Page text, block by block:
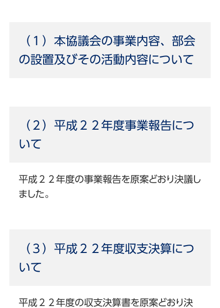
（１）本協議会の事業内容、部会
の設置及びその活動内容について
（２）平成２２年度事業報告につ
いて
平成２２年度の事業報告を原案どおり決議し
ました。
（３）平成２２年度収支決算につ
いて
平成２２年度の収支決算書を原案どおり決